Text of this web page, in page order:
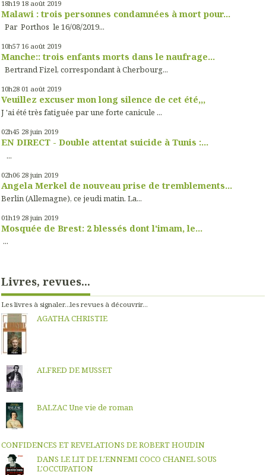
18h19 18 août 2019
Malawi : trois personnes condamnées à mort pour...
Par Porthos le 16/08/2019...
10h57 16 août 2019
Manche:: trois enfants morts dans le naufrage...
Bertrand Fizel, correspondant à Cherbourg...
10h28 01 août 2019
Veuillez excuser mon long silence de cet été,,,
J 'ai été très fatiguée par une forte canicule ...
02h45 28 juin 2019
EN DIRECT - Double attentat suicide à Tunis :...
...
02h06 28 juin 2019
Angela Merkel de nouveau prise de tremblements...
Berlin (Allemagne), ce jeudi matin. La...
01h19 28 juin 2019
Mosquée de Brest: 2 blessés dont l'imam, le...
...
Livres, revues...
Les livres à signaler...les revues à découvrir...
AGATHA CHRISTIE
ALFRED DE MUSSET
BALZAC Une vie de roman
CONFIDENCES ET REVELATIONS DE ROBERT HOUDIN
DANS LE LIT DE L'ENNEMI COCO CHANEL SOUS
L'OCCUPATION